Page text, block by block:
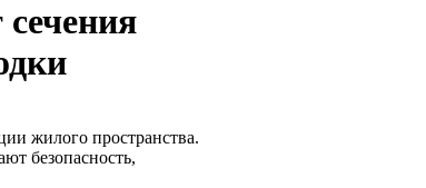
жилого пространства.
безопасность,